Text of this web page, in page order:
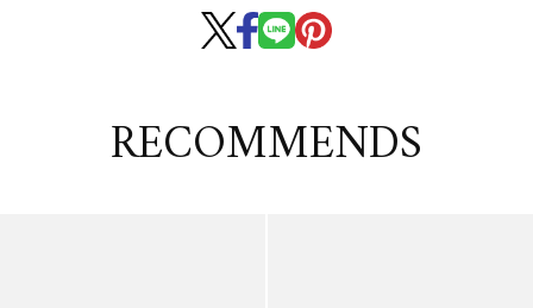
RECOMMENDS